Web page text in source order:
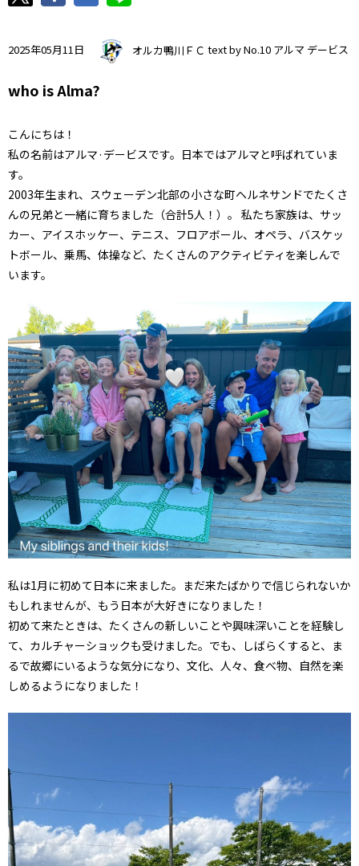
2025年05月11日 オルカ鴨川ＦＣ text by No.10 アルマ デービス
who is Alma?
こんにちは！
私の名前はアルマ·デービスです。日本ではアルマと呼ばれていま
す。
2003年生まれ、スウェーデン北部の小さな町ヘルネサンドでたくさ
んの兄弟と一緒に育ちました（合計5人！）。 私たち家族は、サッ
カー、アイスホッケー、テニス、フロアボール、オペラ、バスケッ
トボール、乗馬、体操など、たくさんのアクティビティを楽しんで
います。
私は1月に初めて日本に来ました。まだ来たばかりで信じられないか
もしれませんが、もう日本が大好きになりました！
初めて来たときは、たくさんの新しいことや興味深いことを経験し
て、カルチャーショックも受けました。でも、しばらくすると、ま
るで故郷にいるような気分になり、文化、人々、食べ物、自然を楽
しめるようになりました！